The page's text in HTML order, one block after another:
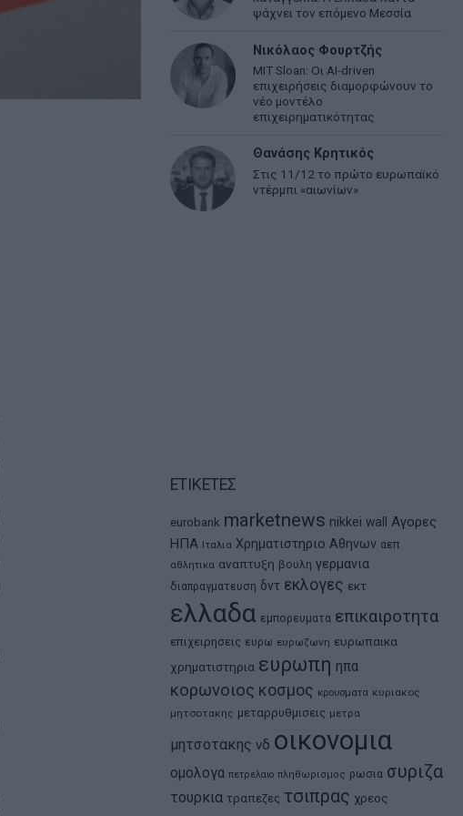
ψάχνει τον επόμενο Μεσσία
Νικόλαος Φουρτζής
MIT Sloan: Οι AI-driven
επιχειρήσεις διαμορφώνουν το
νέο μοντέλο
επιχειρηματικότητας
Θανάσης Κρητικός
Στις 11/12 το πρώτο ευρωπαϊκό
ντέρμπι «αιωνίων»
ΕΤΙΚΕΤΕΣ
eurobank marketnews nikkei wall
Αγορες
ΗΠΑ Ιταλια Χρηματιστηριο Αθηνων αεπ
αθλητικα αναπτυξη βουλη γερμανια
διαπραγματευση δντ εκλογες εκτ
ελλαδα εμπορευματα επικαιροτητα
επιχειρησεις ευρω ευρωζωνη ευρωπαικα
χρηματιστηρια ευρωπη ηπα
κορωνοιος κοσμος κρουσματα κυριακος
μητσοτακης μεταρρυθμισεις μετρα
μητσοτακης νδ οικονομια
ομολογα πετρελαιο πληθωρισμος ρωσια συριζα
τουρκια τραπεζες τσιπρας χρεος